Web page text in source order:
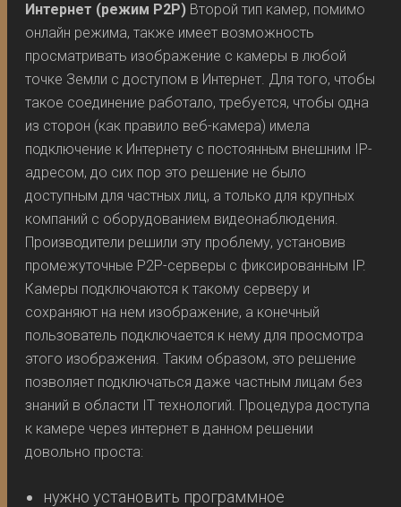
Интернет (режим P2P) Второй тип камер, помимо
онлайн режима, также имеет возможность
просматривать изображение с камеры в любой
точке Земли с доступом в Интернет. Для того, чтобы
такое соединение работало, требуется, чтобы одна
из сторон (как правило веб-камера) имела
подключение к Интернету с постоянным внешним IP-
адресом, до сих пор это решение не было
доступным для частных лиц, а только для крупных
компаний с оборудованием видеонаблюдения.
Производители решили эту проблему, установив
промежуточные P2P-серверы с фиксированным IP.
Камеры подключаются к такому серверу и
сохраняют на нем изображение, а конечный
пользователь подключается к нему для просмотра
этого изображения. Таким образом, это решение
позволяет подключаться даже частным лицам без
знаний в области IT технологий. Процедура доступа
к камере через интернет в данном решении
довольно проста:
нужно установить программное